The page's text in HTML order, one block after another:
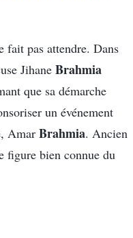
fait pas attendre. Dans
Jihane Brahmia
que sa démarche
un événement
Amar Brahmia. Ancien
figure bien connue du